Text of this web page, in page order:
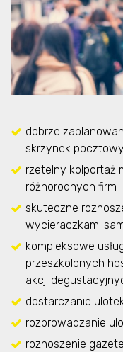
dobrze
skrzynek
rzetelny kolportaż
różnorodnych firm
skuteczne
wycieraczkami
kompleksowe
przeszkolonych
akcji
dostarczanie
rozprowadzanie
roznoszenie